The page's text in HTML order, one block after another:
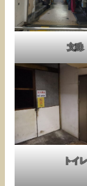
文殊
トイレ